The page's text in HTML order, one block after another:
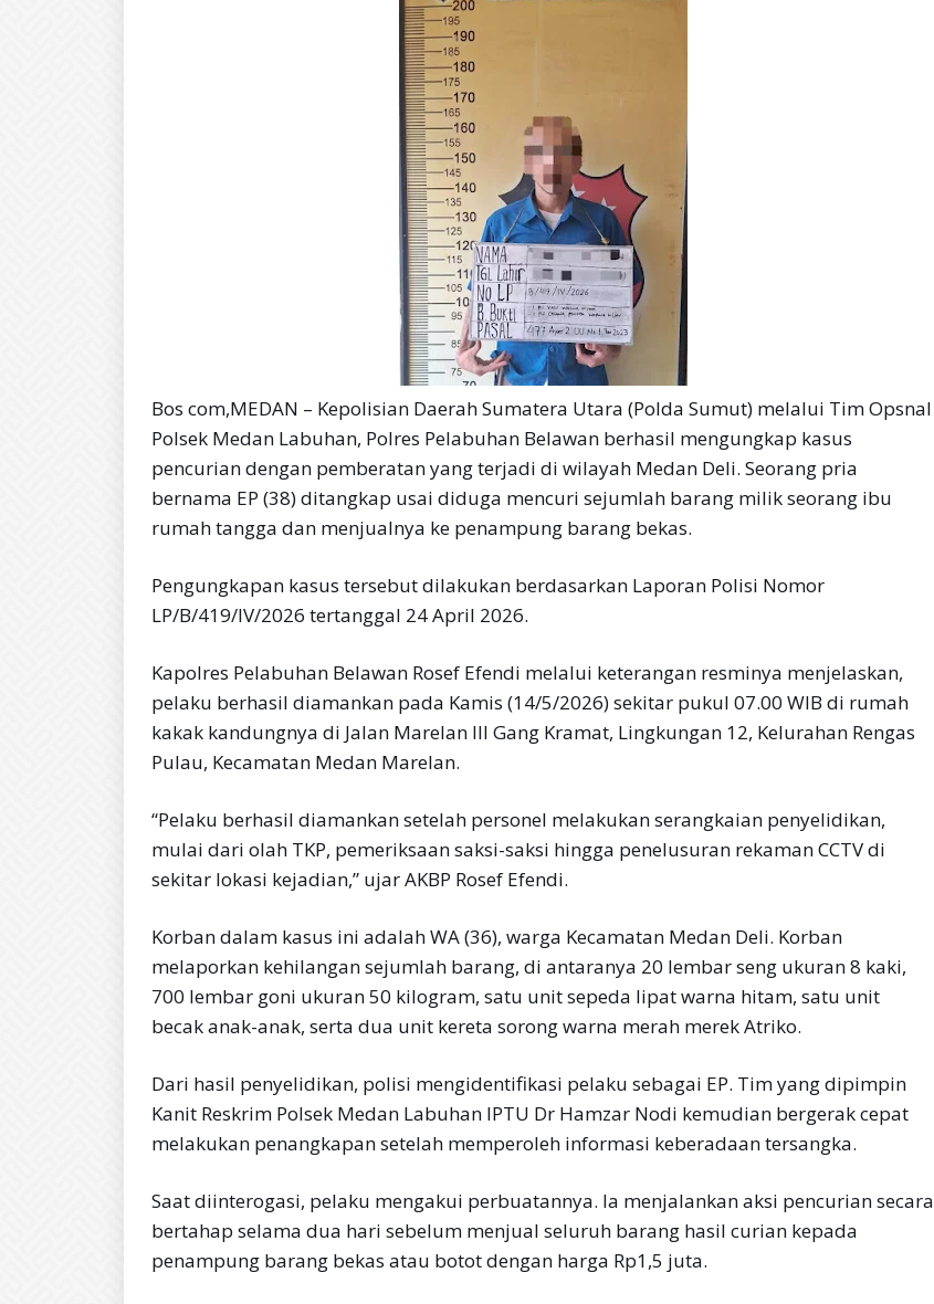
Bos com,MEDAN – Kepolisian Daerah Sumatera Utara (Polda Sumut) melalui Tim Opsnal
Polsek Medan Labuhan, Polres Pelabuhan Belawan berhasil mengungkap kasus
pencurian dengan pemberatan yang terjadi di wilayah Medan Deli. Seorang pria
bernama EP (38) ditangkap usai diduga mencuri sejumlah barang milik seorang ibu
rumah tangga dan menjualnya ke penampung barang bekas.
Pengungkapan kasus tersebut dilakukan berdasarkan Laporan Polisi Nomor
LP/B/419/IV/2026 tertanggal 24 April 2026.
Kapolres Pelabuhan Belawan Rosef Efendi melalui keterangan resminya menjelaskan,
pelaku berhasil diamankan pada Kamis (14/5/2026) sekitar pukul 07.00 WIB di rumah
kakak kandungnya di Jalan Marelan III Gang Kramat, Lingkungan 12, Kelurahan Rengas
Pulau, Kecamatan Medan Marelan.
“Pelaku berhasil diamankan setelah personel melakukan serangkaian penyelidikan,
mulai dari olah TKP, pemeriksaan saksi-saksi hingga penelusuran rekaman CCTV di
sekitar lokasi kejadian,” ujar AKBP Rosef Efendi.
Korban dalam kasus ini adalah WA (36), warga Kecamatan Medan Deli. Korban
melaporkan kehilangan sejumlah barang, di antaranya 20 lembar seng ukuran 8 kaki,
700 lembar goni ukuran 50 kilogram, satu unit sepeda lipat warna hitam, satu unit
becak anak-anak, serta dua unit kereta sorong warna merah merek Atriko.
Dari hasil penyelidikan, polisi mengidentifikasi pelaku sebagai EP. Tim yang dipimpin
Kanit Reskrim Polsek Medan Labuhan IPTU Dr Hamzar Nodi kemudian bergerak cepat
melakukan penangkapan setelah memperoleh informasi keberadaan tersangka.
Saat diinterogasi, pelaku mengakui perbuatannya. Ia menjalankan aksi pencurian secara
bertahap selama dua hari sebelum menjual seluruh barang hasil curian kepada
penampung barang bekas atau botot dengan harga Rp1,5 juta.